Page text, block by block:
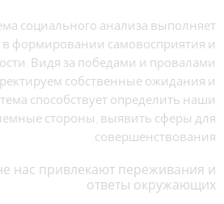
социального анализа выполняет
формировании самовосприятия и
Видя за победами и провалами
собственные ожидания и
способствует определить наши
стороны, выявить сферы для
совершенствования.
нас привлекают переживания и
ответы окружающих